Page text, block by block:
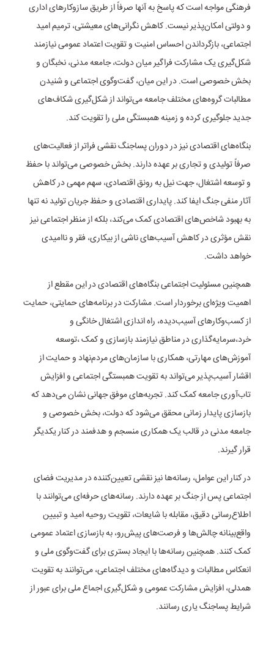
فرهنگی مواجه است که پاسخ به آنها صرفاً از طریق سازوکارهای اداری
و دولتی امکان‌پذیر نیست. کاهش نگرانی‌های معیشتی، ترمیم امید
اجتماعی، بازگرداندن احساس امنیت و تقویت اعتماد عمومی نیازمند
شکل‌گیری یک مشارکت فراگیر میان دولت، جامعه مدنی، نخبگان و
بخش خصوصی است. در این میان، گفت‌وگوی اجتماعی و شنیدن
مطالبات گروه‌های مختلف جامعه می‌تواند از شکل‌گیری شکاف‌های
جدید جلوگیری کرده و زمینه همبستگی ملی را تقویت کند.
بنگاه‌های اقتصادی نیز در دوران پساجنگ نقشی فراتر از فعالیت‌های
صرفاً تولیدی و تجاری بر عهده دارند. بخش خصوصی می‌تواند با حفظ
و توسعه اشتغال، جهت نیل به رونق اقتصادی، سهم مهمی در کاهش
آثار منفی جنگ ایفا کند. پایداری اقتصادی و حفظ جریان تولید نه تنها
به بهبود شاخص‌های اقتصادی کمک می‌کند، بلکه از منظر اجتماعی نیز
نقش مؤثری در کاهش آسیب‌های ناشی از بیکاری، فقر و ناامیدی
خواهد داشت.
همچنین مسئولیت اجتماعی بنگاه‌های اقتصادی در این مقطع از
اهمیت ویژه‌ای برخوردار است. مشارکت در برنامه‌های حمایتی، حمایت
از کسب‌وکارهای آسیب‌دیده، راه اندازی اشتغال خانگی و
خرد،سرمایه‌گذاری در مناطق نیازمند بازسازی و کمک ،توسعه
آموزش‌های مهارتی، همکاری با سازمان‌های مردم‌نهاد و حمایت از
اقشار آسیب‌پذیر می‌تواند به تقویت همبستگی اجتماعی و افزایش
تاب‌آوری جامعه کمک کند. تجربه‌های موفق جهانی نشان می‌دهد که
بازسازی پایدار زمانی محقق می‌شود که دولت، بخش خصوصی و
جامعه مدنی در قالب یک همکاری منسجم و هدفمند در کنار یکدیگر
قرار گیرند.
در کنار این عوامل، رسانه‌ها نیز نقشی تعیین‌کننده در مدیریت فضای
اجتماعی پس از جنگ بر عهده دارند. رسانه‌های حرفه‌ای می‌توانند با
اطلاع‌رسانی دقیق، مقابله با شایعات، تقویت روحیه امید و تبیین
واقع‌بینانه چالش‌ها و فرصت‌های پیش‌رو، به بازسازی اعتماد عمومی
کمک کنند. همچنین رسانه‌ها با ایجاد بستری برای گفت‌وگوی ملی و
انعکاس مطالبات و دیدگاه‌های مختلف اجتماعی، می‌توانند به تقویت
همدلی، افزایش مشارکت عمومی و شکل‌گیری اجماع ملی برای عبور از
شرایط پساجنگ یاری رسانند.